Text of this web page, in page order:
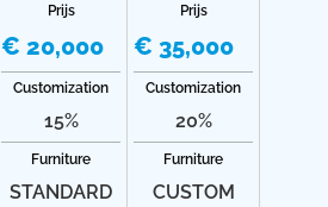
Prijs
€ 20,000
Customization
15%
Furniture
STANDARD
Prijs
€ 35,000
Customization
20%
Furniture
CUSTOM